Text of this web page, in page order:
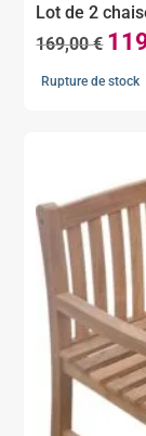
Lot de 2
169,00€ Le
prix
Rupture de stock